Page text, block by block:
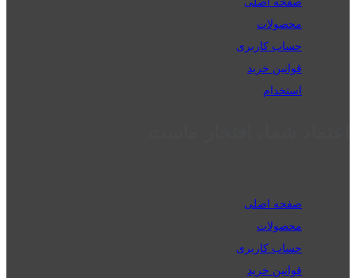
محصولات
حساب کاربری
قوانین خرید
استخدام
صفحه اصلی
محصولات
حساب کاربری
قوانین خرید